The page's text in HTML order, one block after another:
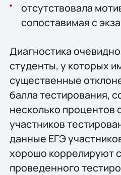
отсутствовала
сопоставимая с
Диагностика
студенты, у которых
существенные
балла тестирования,
несколько процентов
участников
данные ЕГЭ
хорошо коррелируют
проведенного